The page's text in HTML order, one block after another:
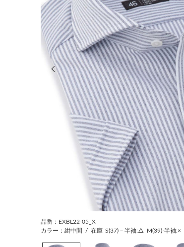
前の画像
品番：EXBL22-05_X
カラー：紺中間
/ 在庫 S(37)－半袖:△ M(39)-半袖:×